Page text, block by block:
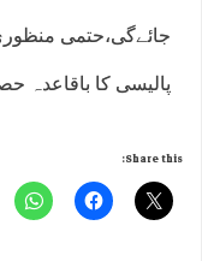
جائےگی،حتمی
پالیسی کا باقاعدہ
Share this: